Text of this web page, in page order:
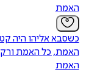
האמת
האמת, כל האמת ורק
האמת